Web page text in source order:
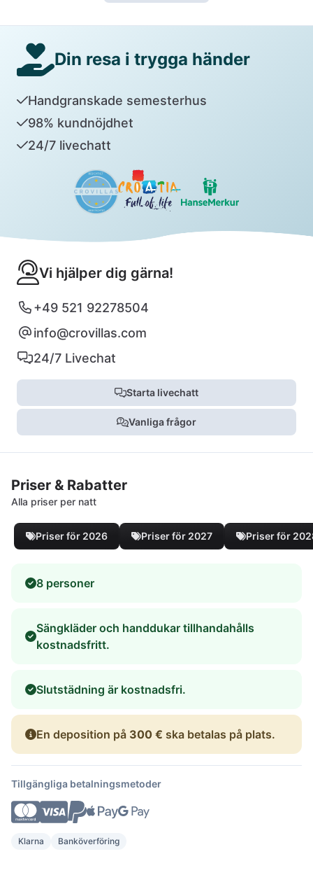
Din resa i trygga händer
Handgranskade semesterhus
98% kundnöjdhet
24/7 livechatt
Vi hjälper dig gärna!
+49 521 92278504
info@crovillas.com
24/7 Livechat
Starta livechatt
Vanliga frågor
Priser & Rabatter
Alla priser per natt
Priser för 2026 Priser för 2027 Priser för
8 personer
Sängkläder och handdukar tillhandahålls
kostnadsfritt.
Slutstädning är kostnadsfri.
En deposition på 300 € ska betalas på plats.
Tillgängliga betalningsmetoder
Klarna Banköverföring